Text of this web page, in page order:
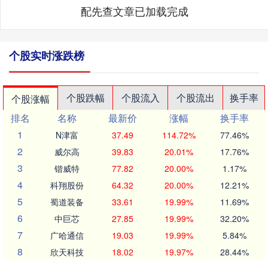
配先查文章已加载完成
个股实时涨跌榜
个股涨幅 个股跌幅 个股流入 个股流出
换手率
排名
名称 最新价 涨幅
换手率
1
N津富 37.49 114.72% 77.46%
2 威尔高 39.83 20.01% 17.76%
3 锴威特 77.82 20.00% 1.17%
4 科翔股份 64.32 20.00% 12.21%
5 蜀道装备 33.61 19.99% 11.69%
6 中巨芯 27.85 19.99% 32.20%
7 广哈通信 19.03 19.99% 5.84%
8 欣天科技 18.02 19.97% 28.44%